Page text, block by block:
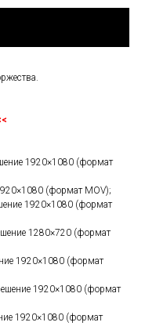
1920×1080 (формат
(формат MOV);
1920×1080 (формат
1280×720 (формат
1920×1080 (формат
1920×1080 (формат
1920×1080 (формат